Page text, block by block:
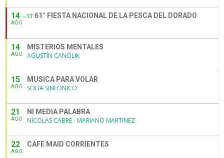
14
AGO
17 61° FIESTA NACIONAL DE LA PESCA DEL DORADO
14
AGO
MISTERIOS MENTALES
AGUSTÍN CANOLIK
15
AGO
MUSICA PARA VOLAR
SODA SINFONICO
21
AGO
NI MEDIA PALABRA
NICOLAS CABRE - MARIANO MARTINEZ
22
AGO
CAFE MAID CORRIENTES